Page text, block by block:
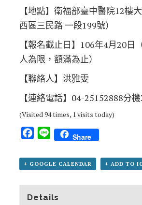
【地點】衛福部臺中醫院12樓
西區三民路 一段199號）
【報名截止日】106年4月20日
人為限，額滿為止）
【聯絡人】洪雅雯
【連絡電話】04-25152888分
(Visited 94 times, 1 visits today)
Facebook
Line Share
+ GOOGLE CALENDAR + ADD TO
Details